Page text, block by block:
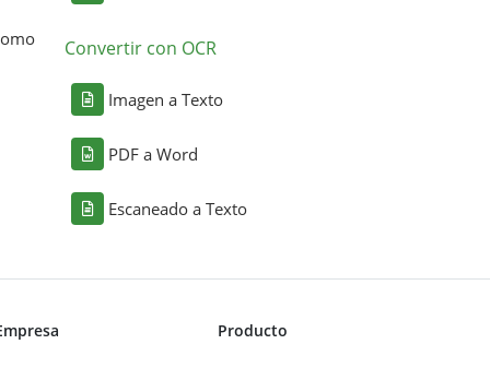
Convertir con OCR
Imagen a Texto
PDF a Word
Escaneado a Texto
Producto